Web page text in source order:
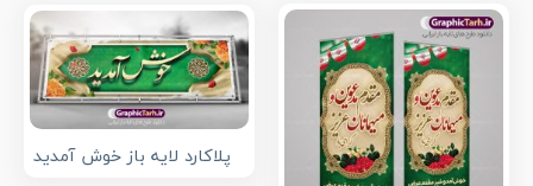
پلاکارد لایه باز خوش آمدید